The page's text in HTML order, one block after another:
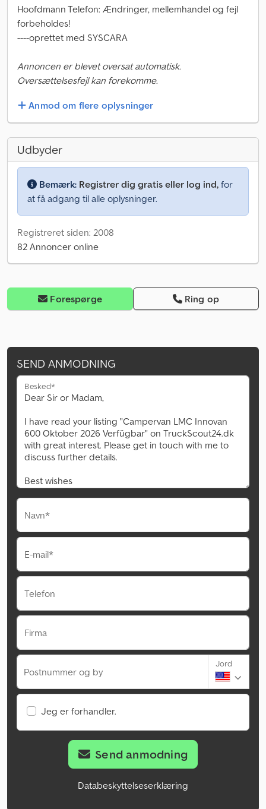
Hoofdmann Telefon: Ændringer, mellemhandel og fejl
forbeholdes!
----oprettet med SYSCARA
Annoncen er blevet oversat automatisk.
Oversættelsesfejl kan forekomme.
Anmod om flere oplysninger
Udbyder
Bemærk: Registrer dig gratis eller log ind, for
at få adgang til alle oplysninger.
Registreret siden: 2008
82 Annoncer online
Forespørge Ring op
SEND ANMODNING
Besked*
Navn*
E-mail*
Telefon
Firma
Postnummer og by
Jord
Jeg er forhandler.
Send anmodning
Databeskyttelseserklæring